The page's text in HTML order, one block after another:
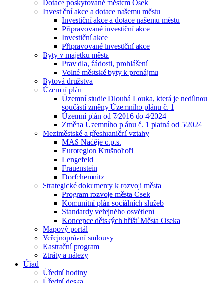
Dotace poskytované městem Osek
Investiční akce a dotace našemu městu
Investiční akce a dotace našemu městu
Připravované investiční akce
Investiční akce
Připravované investiční akce
Byty v majetku města
Pravidla, žádosti, prohlášení
Volné městské byty k pronájmu
Bytová družstva
Územní plán
Územní studie Dlouhá Louka, která je nedílnou
součástí změny Územního plánu č. 1
Územní plán od 7⁄2016 do 4⁄2024
Změna Územního plánu č. 1 platná od 5⁄2024
Meziměstské a přeshraniční vztahy
MAS Naděje o.p.s.
Euroregion Krušnohoří
Lengefeld
Frauenstein
Dorfchemnitz
Strategické dokumenty k rozvoji města
Program rozvoje města Osek
Komunitní plán sociálních služeb
Standardy veřejného osvětlení
Koncepce dětských hřišť Města Oseka
Mapový portál
Veřejnoprávní smlouvy
Kastrační program
Ztráty a nálezy
Úřad
Úřední hodiny
Úřední deska